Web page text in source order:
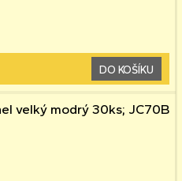
DO KOŠÍKU
velký modrý 30ks; JC70B